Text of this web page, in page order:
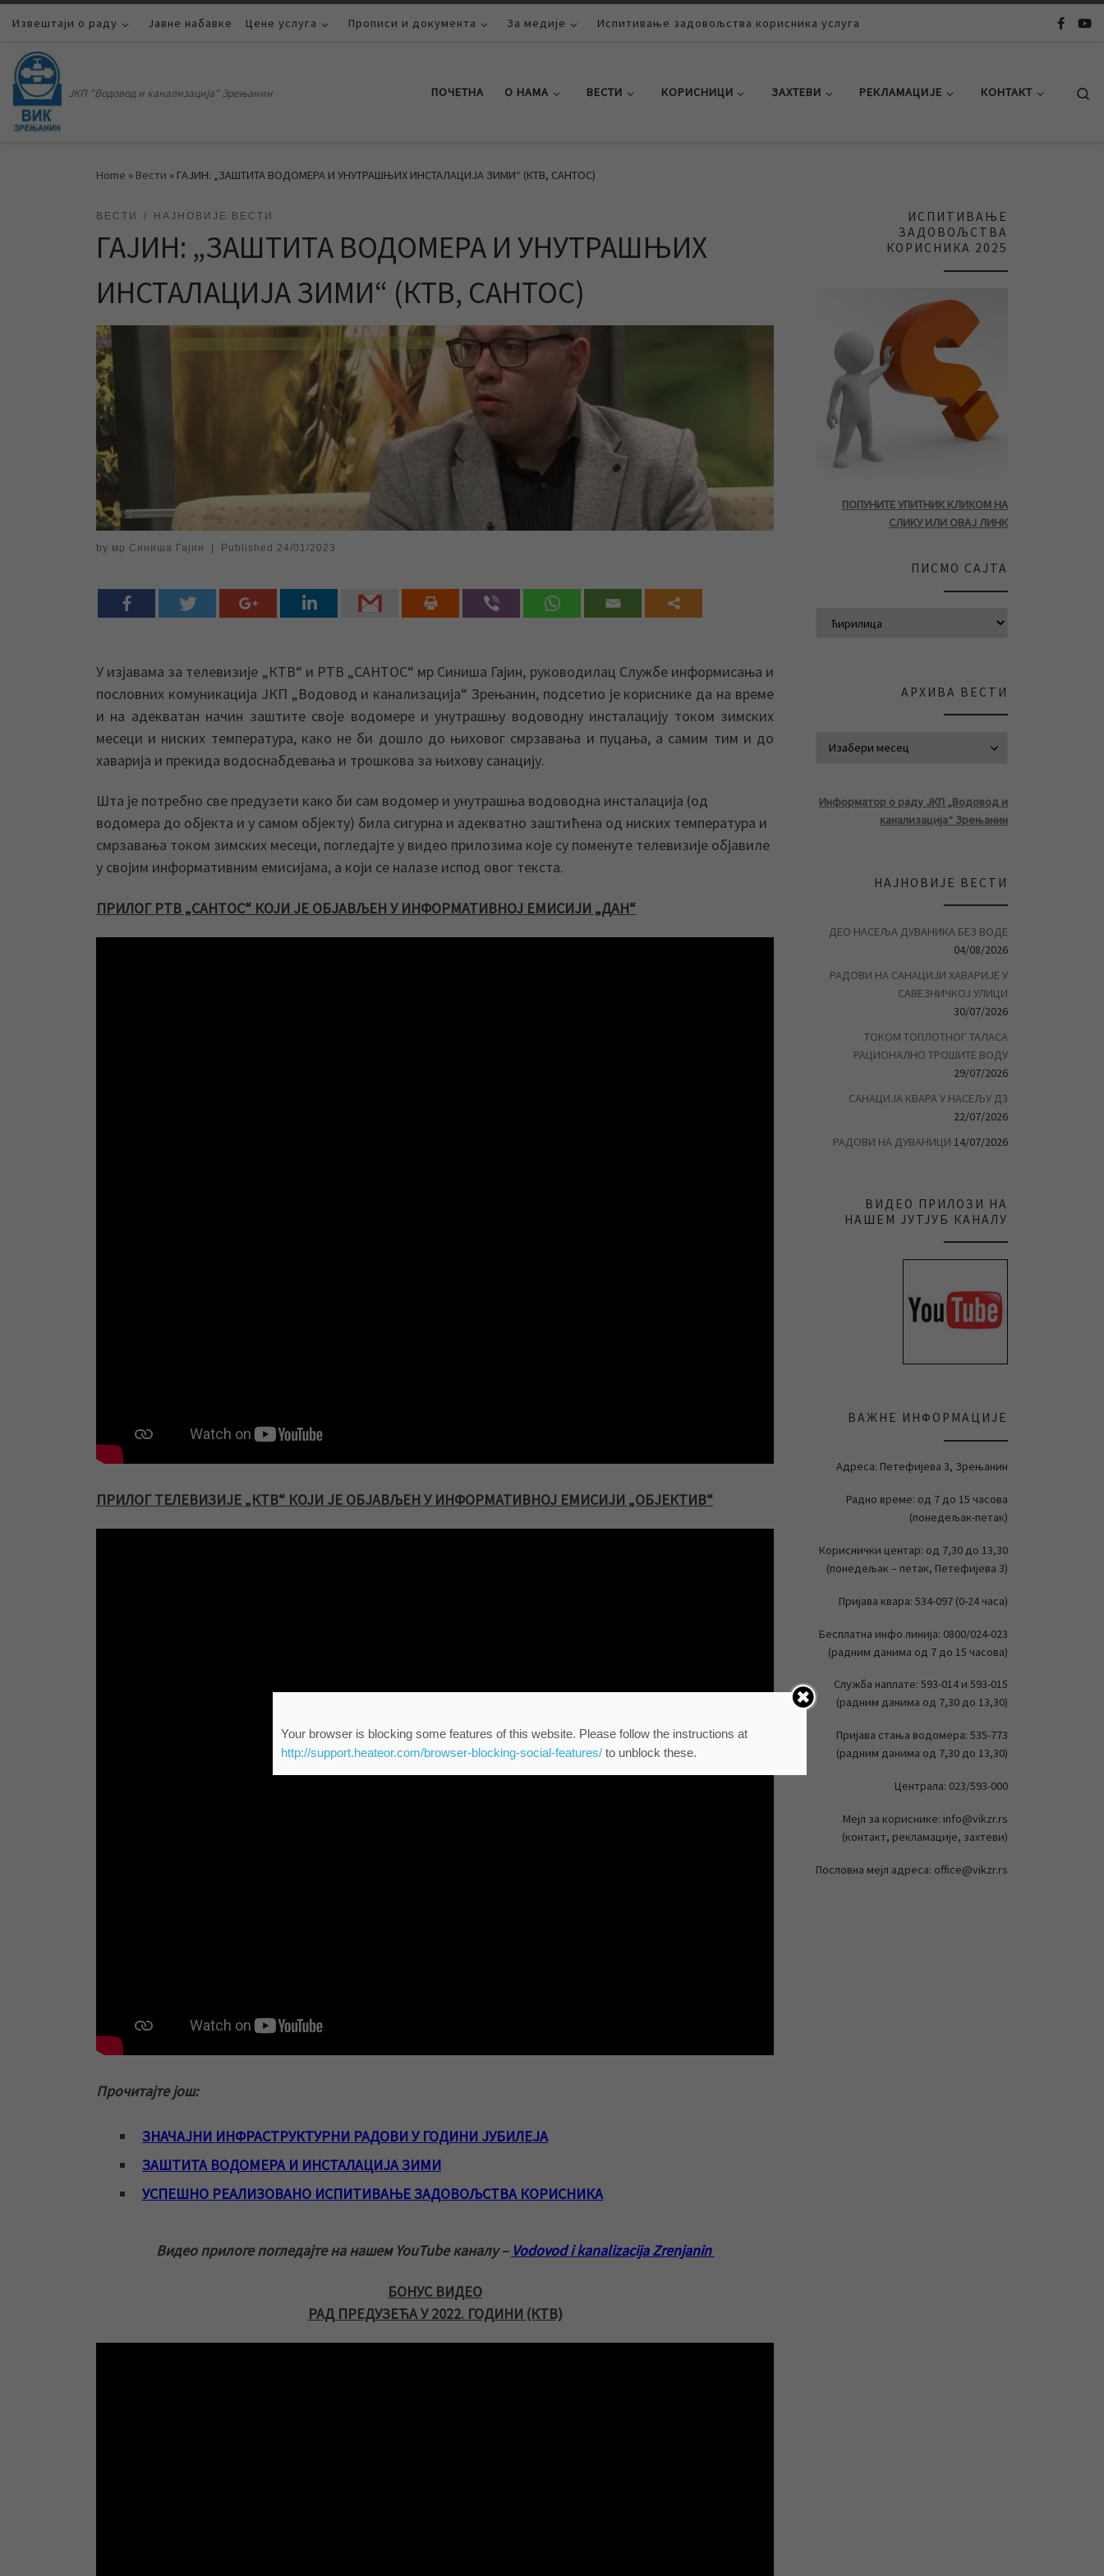
Skip to content
Извештаји о раду Јавне набавке Цене услуга Прописи и документа За медије Испитивање задовољства корисника услуга
ЈКП "Водовод и канализација" Зрењанин ПОЧЕТНА О НАМА ВЕСТИ КОРИСНИЦИ ЗАХТЕВИ РЕКЛАМАЦИЈЕ КОНТАКТ
Home » Вести » ГАЈИН: „ЗАШТИТА ВОДОМЕРА И УНУТРАШЊИХ ИНСТАЛАЦИЈА ЗИМИ“ (КТВ, САНТОС)
ВЕСТИ НАЈНОВИЈЕ ВЕСТИ
ГАЈИН: „ЗАШТИТА ВОДОМЕРА И УНУТРАШЊИХ
ИНСТАЛАЦИЈА ЗИМИ“ (КТВ, САНТОС)
by мр Синиша Гајин Published 24/01/2023
У изјавама за телевизије „КТВ“ и РТВ „САНТОС“ мр Синиша Гајин, руководилац Службе информисања и
пословних комуникација ЈКП „Водовод и канализација“ Зрењанин, подсетио је кориснике да на време
и на адекватан начин заштите своје водомере и унутрашњу водоводну инсталацију током зимских
месеци и ниских температура, како не би дошло до њиховог смрзавања и пуцања, а самим тим и до
хаварија и прекида водоснабдевања и трошкова за њихову санацију.
Шта је потребно све предузети како би сам водомер и унутрашња водоводна инсталација (од
водомера до објекта и у самом објекту) била сигурна и адекватно заштићена од ниских температура и
смрзавања током зимских месеци, погледајте у видео прилозима које су поменуте телевизије објавиле
у својим информативним емисијама, а који се налазе испод овог текста.
ПРИЛОГ РТВ „САНТОС“ КОЈИ ЈЕ ОБЈАВЉЕН У ИНФОРМАТИВНОЈ ЕМИСИЈИ „ДАН“
ПРИЛОГ ТЕЛЕВИЗИЈЕ „КТВ“ КОЈИ ЈЕ ОБЈАВЉЕН У ИНФОРМАТИВНОЈ ЕМИСИЈИ „ОБЈЕКТИВ“
Прочитајте још:
ЗНАЧАЈНИ ИНФРАСТРУКТУРНИ РАДОВИ У ГОДИНИ ЈУБИЛЕЈА
ЗАШТИТА ВОДОМЕРА И ИНСТАЛАЦИЈА ЗИМИ
УСПЕШНО РЕАЛИЗОВАНО ИСПИТИВАЊЕ ЗАДОВОЉСТВА КОРИСНИКА
Видео прилоге погледајте на нашем YouTube каналу – Vodovod i kanalizacija Zrenjanin
БОНУС ВИДЕО
РАД ПРЕДУЗЕЋА У 2022. ГОДИНИ (КТВ)
ИСПИТИВАЊЕ
ЗАДОВОЉСТВА
КОРИСНИКА 2025
ПОПУНИТЕ УПИТНИК КЛИКОМ НА
СЛИКУ ИЛИ ОВАЈ ЛИНК
ПИСМО САЈТА
АРХИВА ВЕСТИ
Информатор о раду ЈКП „Водовод и
канализација“ Зрењанин
НАЈНОВИЈЕ ВЕСТИ
ДЕО НАСЕЉА ДУВАНИКА БЕЗ ВОДЕ
04/08/2026
РАДОВИ НА САНАЦИЈИ ХАВАРИЈЕ У
САВЕЗНИЧКОЈ УЛИЦИ
30/07/2026
ТОКОМ ТОПЛОТНОГ ТАЛАСА
РАЦИОНАЛНО ТРОШИТЕ ВОДУ
29/07/2026
САНАЦИЈА КВАРА У НАСЕЉУ Д3
22/07/2026
РАДОВИ НА ДУВАНИЦИ 14/07/2026
ВИДЕО ПРИЛОЗИ НА
НАШЕМ ЈУТЈУБ КАНАЛУ
ВАЖНЕ ИНФОРМАЦИЈЕ
Адреса: Петефијева 3, Зрењанин
Радно време: од 7 до 15 часова
(понедељак-петак)
Кориснички центар: од 7,30 до 13,30
(понедељак – петак, Петефијева 3)
Пријава квара: 534-097 (0-24 часа)
Бесплатна инфо линија: 0800/024-023
(радним данима од 7 до 15 часова)
Служба наплате: 593-014 и 593-015
(радним данима од 7,30 до 13,30)
Пријава стања водомера: 535-773
(радним данима од 7,30 до 13,30)
Централа: 023/593-000
Мејл за кориснике: info@vikzr.rs
(контакт, рекламације, захтеви)
Пословна мејл адреса: office@vikzr.rs
Your browser is blocking some features of this website. Please follow the instructions at
http://support.heateor.com/browser-blocking-social-features/to unblock these.